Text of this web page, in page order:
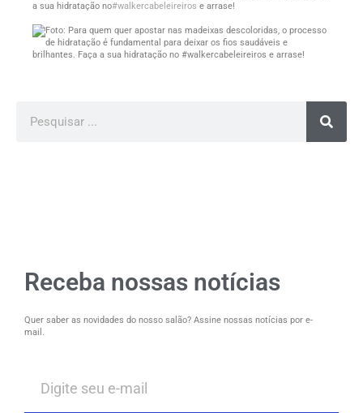
a sua hidratação no#walkercabeleireiros e arrase!
Receba nossas notícias
Quer saber as novidades do nosso salão? Assine nossas notícias por e-
mail.